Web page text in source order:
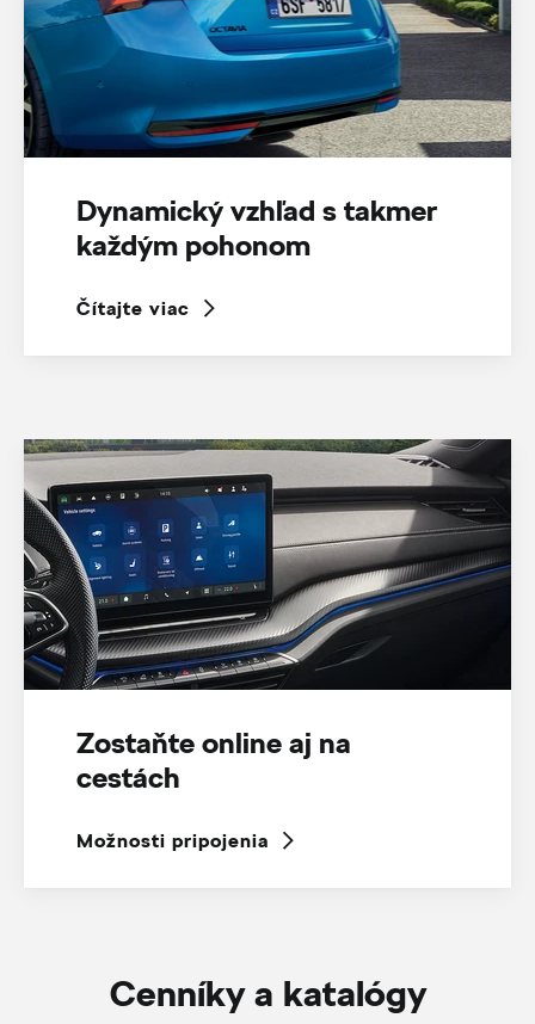
Dynamický vzhľad s takmer
každým pohonom
Čítajte viac
Zostaňte online aj na
cestách
Možnosti pripojenia
Cenníky a katalógy